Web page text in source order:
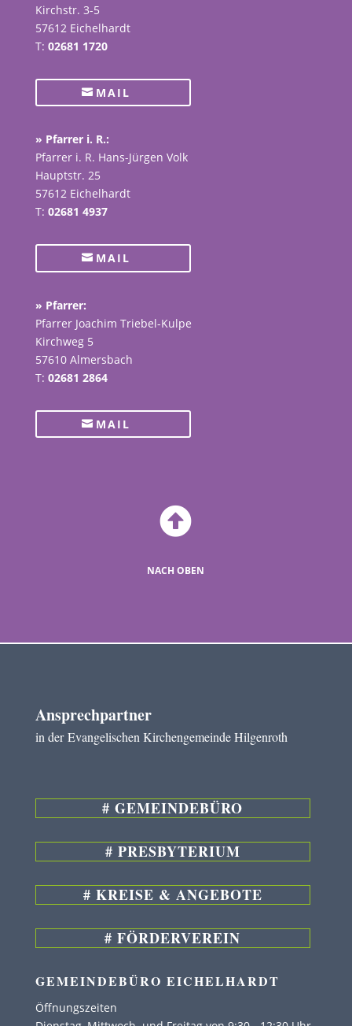
Kirchstr. 3-5
57612 Eichelhardt
T: 02681 1720
MAIL
» Pfarrer i. R.:
Pfarrer i. R. Hans-Jürgen Volk
Hauptstr. 25
57612 Eichelhardt
T: 02681 4937
MAIL
» Pfarrer:
Pfarrer Joachim Triebel-Kulpe
Kirchweg 5
57610 Almersbach
T: 02681 2864
MAIL

NACH OBEN
Ansprechpartner
in derEvangelischen Kirchengemeinde Hilgenroth
# GEMEINDEBÜRO
# PRESBYTERIUM
# KREISE & ANGEBOTE
# FÖRDERVEREIN
GEMEINDEBÜRO EICHELHARDT
Öffnungszeiten